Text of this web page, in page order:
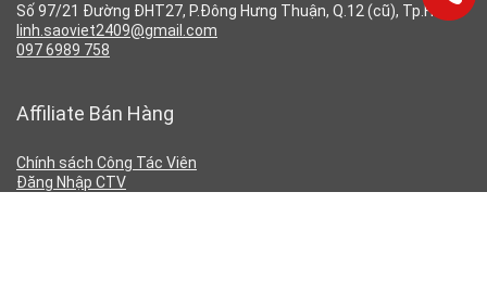
Số 97/21 Đường ĐHT27, P.Đông Hưng Thuận, Q.12 (cũ), Tp.HCM
linh.saoviet2409@gmail.com
097 6989 758
Affiliate Bán Hàng
Chính sách Công Tác Viên
Đăng Nhập CTV